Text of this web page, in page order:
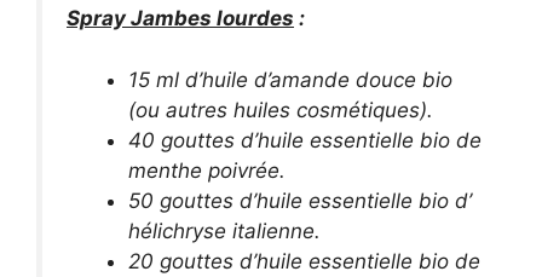
Spray Jambes lourdes :
15 ml d’huile d’amande douce bio
(ou autres huiles cosmétiques).
40 gouttes d’huile essentielle bio de
menthe poivrée.
50 gouttes d’huile essentielle bio d’
hélichryse italienne.
20 gouttes d’huile essentielle bio de